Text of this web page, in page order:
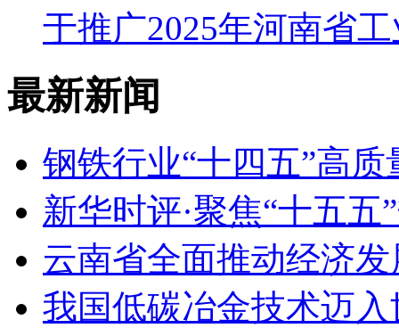
于推广2025年河南省
最新新闻
钢铁行业“十四五”高
新华时评·聚焦“十五
云南省全面推动经济
我国低碳冶金技术迈